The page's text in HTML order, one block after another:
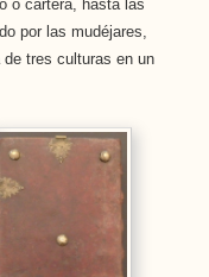
o cartera, hasta las
por las mudéjares,
tres culturas en un